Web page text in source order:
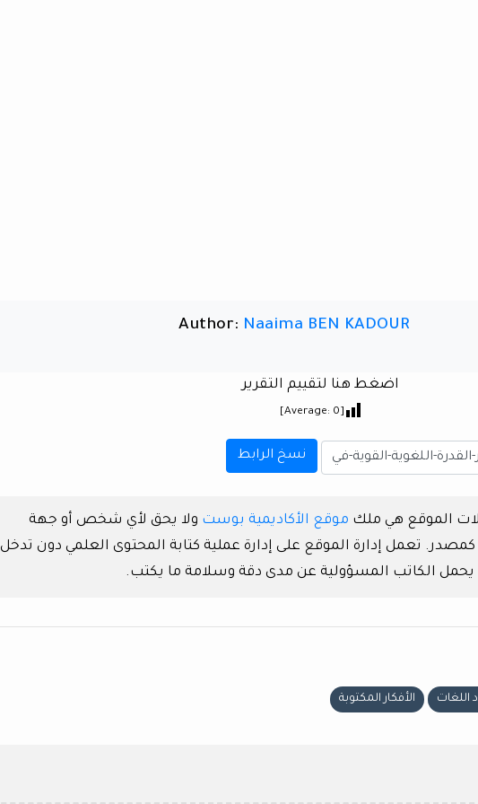
Author: Naaima BEN KADOUR
اضغط هنا لتقييم التقرير
[Average:
0
]
نسخ الرابط
الموقع هي ملك موقع الأكاديمية بوست ولا يحق لأي شخص أو جهة
تعمل إدارة الموقع على إدارة عملية كتابة المحتوى العلمي دون تدخل
يحمل الكاتب المسؤولية عن مدى دقة وسلامة ما يكتب.
اللغات الأفكار المكتوبة